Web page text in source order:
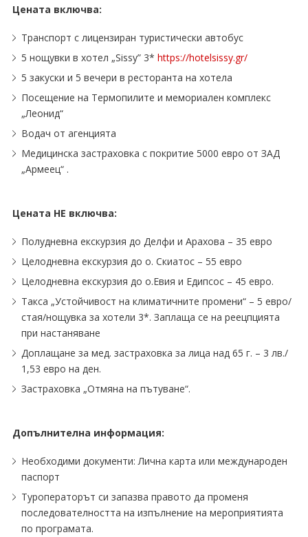
Цената включва:
Транспорт с лицензиран туристически автобус
5 нощувки в хотел „Sissy” 3* https://hotelsissy.gr/
5 закуски и 5 вечери в ресторанта на хотела
Посещение на Термопилите и мемориален комплекс
„Леонид“
Водач от агенцията
Медицинска застраховка с покритие 5000 евро от ЗАД
„Армеец“ .
Цената НЕ включва:
Полудневна екскурзия до Делфи и Арaхoва – 35 евро
Целодневна екскурзия до о. Скиатос – 55 евро
Целодневна екскурзия до о.Евия и Едипсос – 45 евро.
Такса „Устойчивост на климатичните промени“ – 5 евро/
стая/нощувка за хотели 3*. Заплаща се на реецпцията
при настаняване
Доплащане за мед. застраховка за лица над 65 г. – 3 лв./
1,53 евро на ден.
Застраховка „Отмяна на пътуване“.
Допълнителна информация:
Необходими документи: Лична карта или международен
паспорт
Туроператорът си запазва правото да променя
последователността на изпълнение на мероприятията
по програмата.